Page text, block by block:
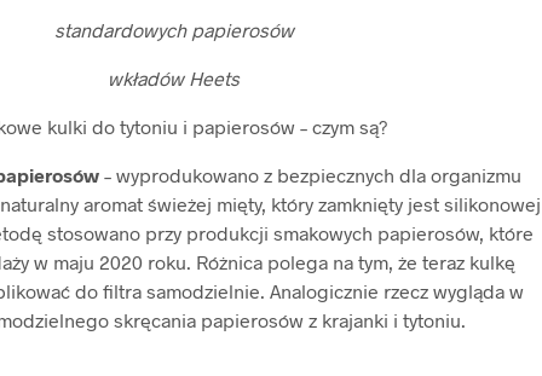
standardowych papierosów
wkładów Heets
kulki do tytoniu i papierosów – czym są?
– wyprodukowano z bezpiecznych dla organizmu
aromat świeżej mięty, który zamknięty jest silikonowej
stosowano przy produkcji smakowych papierosów, które
w maju 2020 roku. Różnica polega na tym, że teraz kulkę
do filtra samodzielnie. Analogicznie rzecz wygląda w
skręcania papierosów z krajanki i tytoniu.